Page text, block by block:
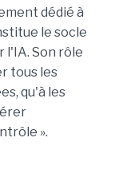
dédié à
le socle
l'IA. Son rôle
tous les
qu'à les
».